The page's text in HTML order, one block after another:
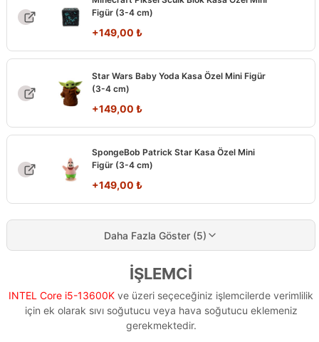
Figür (3-4 cm)
+149,00 ₺
Star Wars Baby Yoda Kasa Özel Mini Figür
(3-4 cm)
+149,00 ₺
SpongeBob Patrick Star Kasa Özel Mini
Figür (3-4 cm)
+149,00 ₺
Daha Fazla Göster (5)
İŞLEMCİ
INTEL Core i5-13600K ve üzeri seçeceğiniz işlemcilerde verimlilik
için ek olarak sıvı soğutucu veya hava soğutucu eklemeniz
gerekmektedir.